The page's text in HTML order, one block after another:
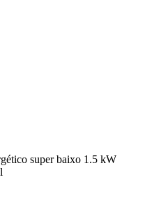
super baixo 1.5 kW